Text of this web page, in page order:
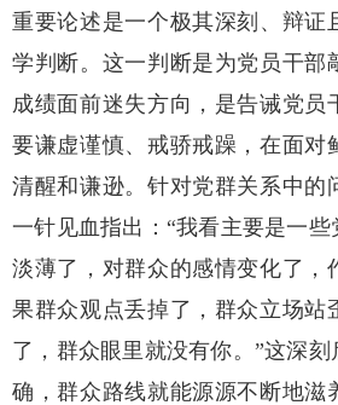
重要论述是一个极其深刻、辩证
学判断。这一判断是为党员干部
成绩面前迷失方向，是告诫党员
要谦虚谨慎、戒骄戒躁，在面对
清醒和谦逊。针对党群关系中的
一针见血指出：“我看主要是一
淡薄了，对群众的感情变化了，
果群众观点丢掉了，群众立场站
了，群众眼里就没有你。”这深
确，群众路线就能源源不断地滋